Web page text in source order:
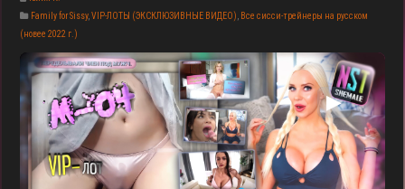
Family for Sissy,VIP-ЛОТЫ (ЭКСКЛЮЗИВНЫЕ ВИДЕО)
Все сисси-трейнеры на русском
(новее 2022 г.)
▶